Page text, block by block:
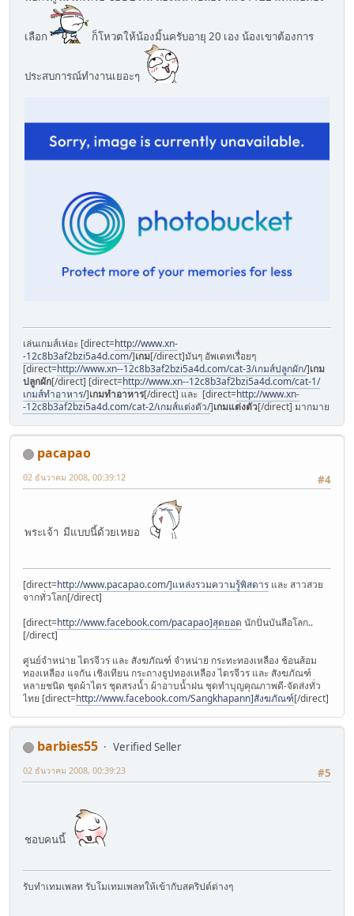
เลือก ก็โหวตให้น้องมิ้นครับอายุ 20 เอง น้องเขาต้องการ
ประสบการณ์ทำงานเยอะๆ
เล่นเกมส์เห่อะ [direct=http://www.xn-
-12c8b3af2bzi5a4d.com/]เกม[/direct]มันๆ อัพเดทเรื่อยๆ
[direct=http://www.xn--12c8b3af2bzi5a4d.com/cat-3/เกมส์ปลูกผัก/]เกม
ปลูกผัก[/direct] [direct=http://www.xn--12c8b3af2bzi5a4d.com/cat-1/
เกมส์ทําอาหาร/]เกมทําอาหาร[/direct] และ [direct=http://www.xn-
-12c8b3af2bzi5a4d.com/cat-2/เกมส์แต่งตัว/]เกมแต่งตัว[/direct] มากมาย
pacapao
#4
02 ธันวาคม 2008, 00:39:12
พระเจ้า มีแบบนี้ด้วยเหยอ
[direct=http://www.pacapao.com/]แหล่งรวมความรู้พิสดาร และ สาวสวย
จากทั่วโลก[/direct]
[direct=http://www.facebook.com/pacapao]สุดยอด นักปั่นบันลือโลก..
[/direct]
ศูนย์จำหน่าย ไตรจีวร และ สังฆภัณฑ์ จำหน่าย กระทะทองเหลือง ช้อนส้อม
ทองเหลือง แจกัน เชิงเทียน กระถางธูปทองเหลือง ไตรจีวร และ สังฆภัณฑ์
หลายชนิด ชุดผ้าไตร ชุดสรงน้ำ ผ้าอาบน้ำฝน ชุดทำบุญคุณภาพดี-จัดส่งทั่ว
ไทย [direct=http://www.facebook.com/Sangkhapann]สังฆภัณฑ์[/direct]
barbies55
Verified Seller
#5
02 ธันวาคม 2008, 00:39:23
ชอบคนนี้
รับทำเทมเพลท รับโมเทมเพลทให้เข้ากับสคริปต์ต่างๆ